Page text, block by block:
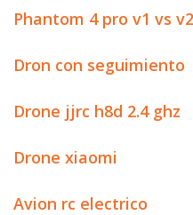
Phantom 4 pro v1 vs v2
Dron con seguimiento
Drone jjrc h8d 2.4 ghz
Drone xiaomi
Avion rc electrico